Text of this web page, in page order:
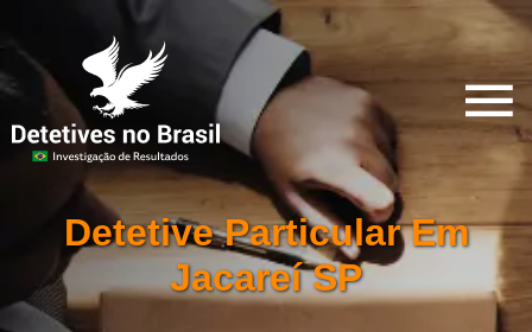
Detetive Particular Em
Jacareí SP